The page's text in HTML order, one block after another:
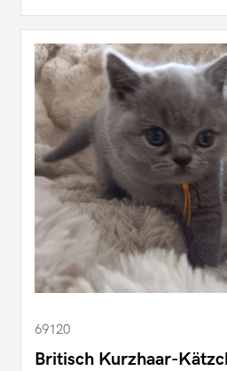
69120
Britisch Kurzhaar-